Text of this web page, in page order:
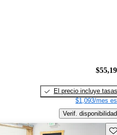
El precio incluye tasas
$1,093/mes
Verif. disponibilidad